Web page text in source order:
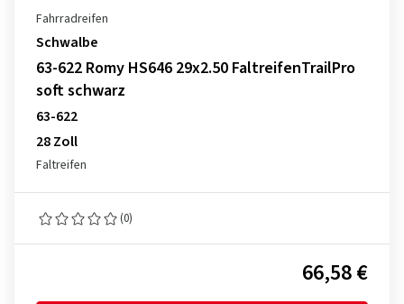
Fahrradreifen
Schwalbe
63-622 Romy HS646 29x2.50 FaltreifenTrailPro
soft schwarz
63-622
28 Zoll
Faltreifen
(0)
66,58 €